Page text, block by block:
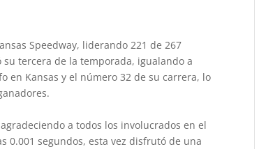
Speedway, liderando 221 de 267
tercera de la temporada, igualando a
en Kansas y el número 32 de su carrera, lo
a todos los involucrados en el
0.001 segundos, esta vez disfrutó de una